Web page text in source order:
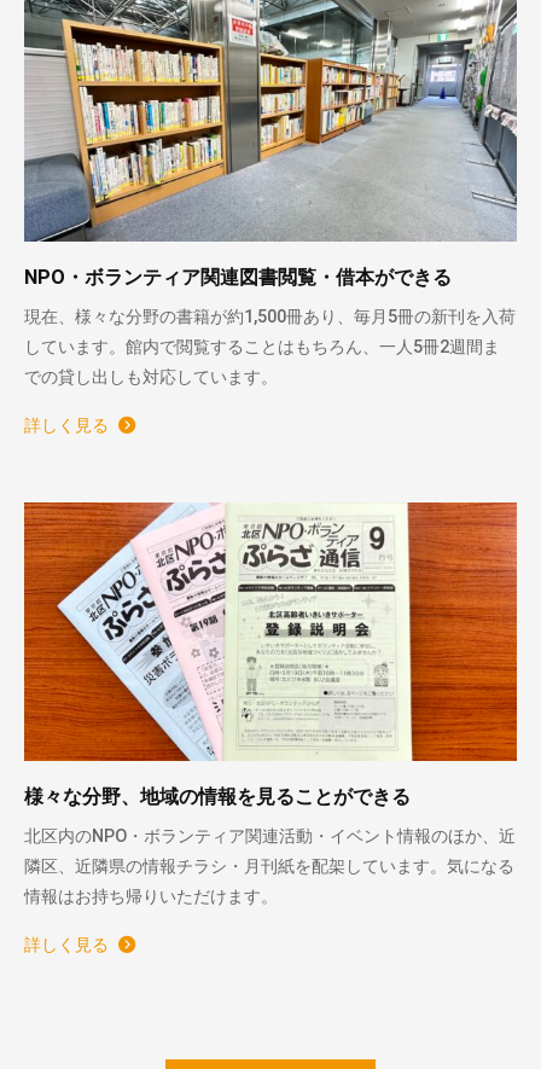
NPO・ボランティア関連図書閲覧・借本ができる
現在、様々な分野の書籍が約1,500冊あり、毎月5冊の新刊を入荷
しています。館内で閲覧することはもちろん、一人5冊2週間ま
での貸し出しも対応しています。
詳しく見る
様々な分野、地域の情報を見ることができる
北区内のNPO・ボランティア関連活動・イベント情報のほか、近
隣区、近隣県の情報チラシ・月刊紙を配架しています。気になる
情報はお持ち帰りいただけます。
詳しく見る